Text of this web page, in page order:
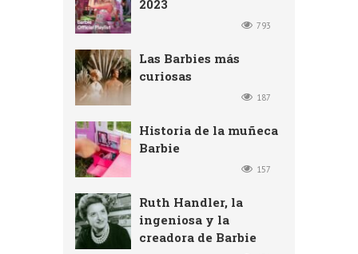
2023
793
Las Barbies más
curiosas
187
Historia de la muñeca
Barbie
157
Ruth Handler, la
ingeniosa y la
creadora de Barbie